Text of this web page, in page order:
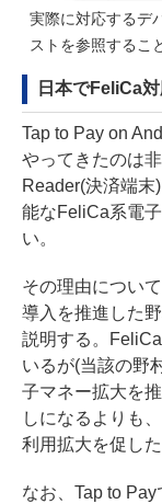
実際に対応するデ
ストを参照するこ
日本でFeliCa
Tap to Pay on
やってきたのは
Reader(決済端
能なFeliCa系電
い。
その理由につい
導入を推進した
説明する。
いるが(当該の野
子マネー拡大を
しになるよりも
利用拡大を促し
なお、Tap to